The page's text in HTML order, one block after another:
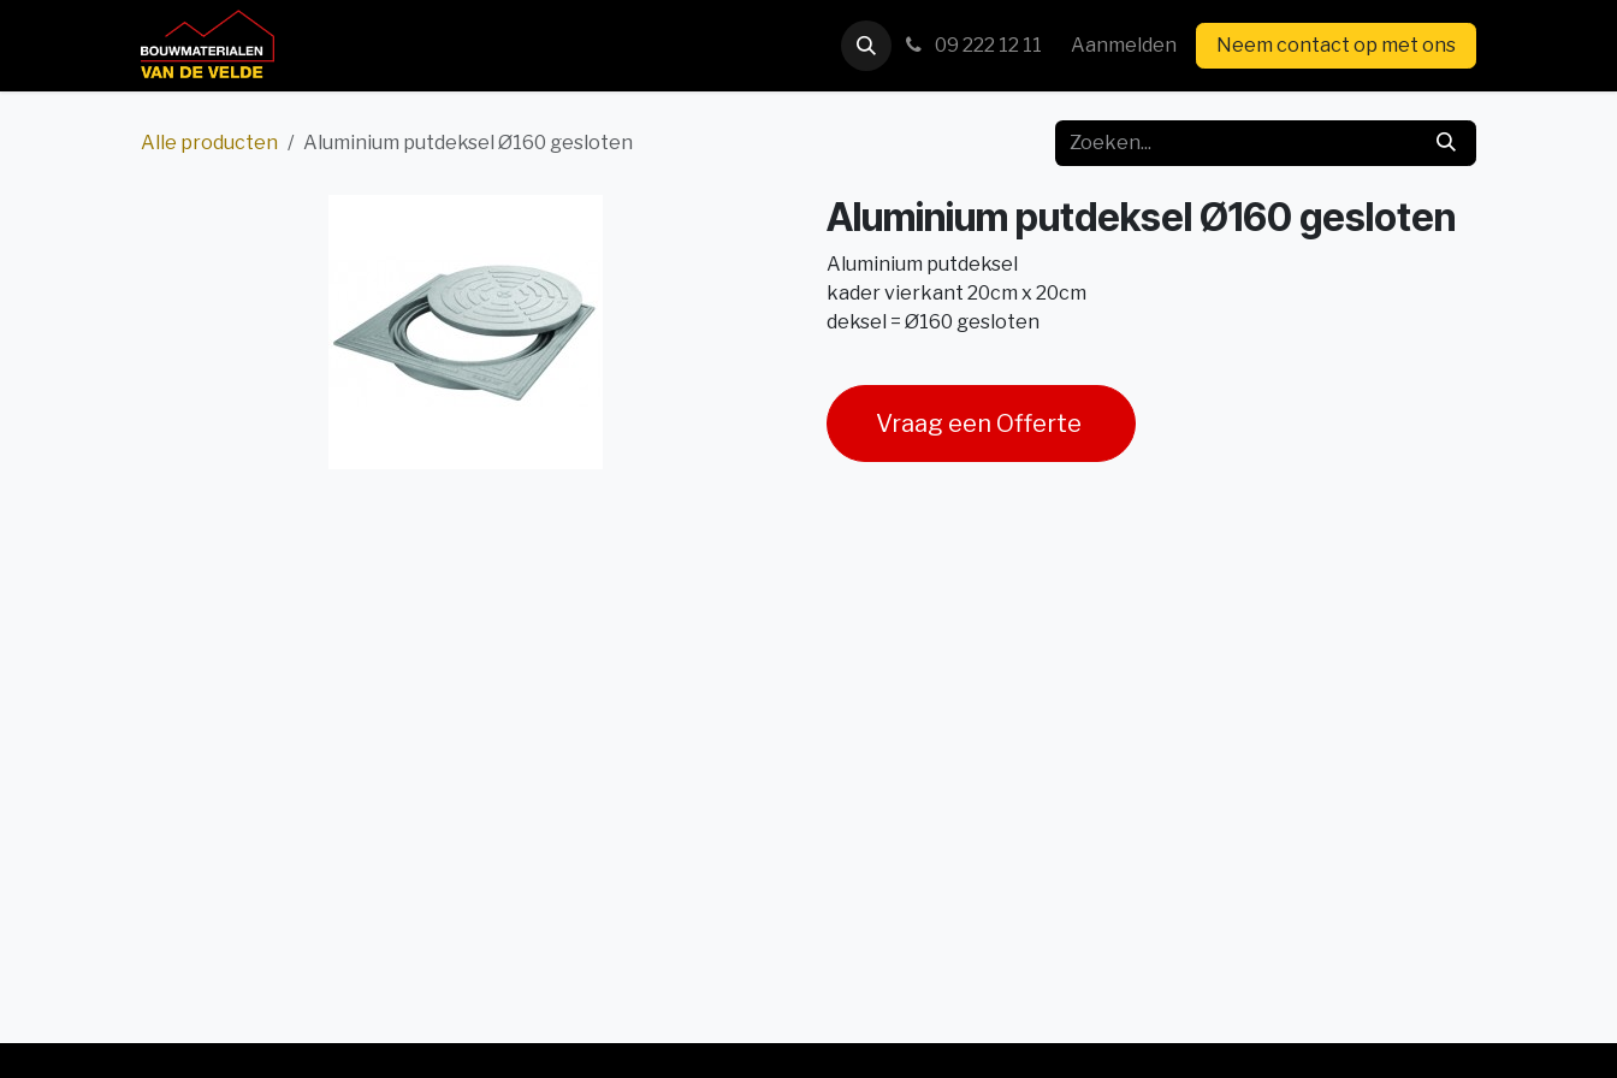
09 222 12 11 Aanmelden Neem contact op met ons
Alle producten Aluminium putdeksel Ø160 gesloten
Aluminium putdeksel Ø160 gesloten
Aluminium putdeksel
kader vierkant 20cm x 20cm
deksel = Ø160 gesloten
Vraag een Offerte